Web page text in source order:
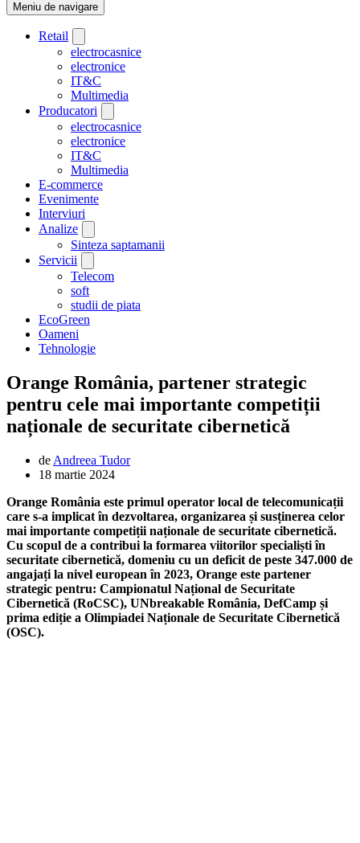
Meniu de navigare
Retail
electrocasnice
electronice
IT&C
Multimedia
Producatori
electrocasnice
electronice
IT&C
Multimedia
E-commerce
Evenimente
Interviuri
Analize
Sinteza saptamanii
Servicii
Telecom
soft
studii de piata
EcoGreen
Oameni
Tehnologie
Orange România, partener strategic
pentru cele mai importante competiții
naționale de securitate cibernetică
de Andreea Tudor
18 martie 2024
Orange România este primul operator local de telecomunicații
care s-a implicat în dezvoltarea, organizarea și susținerea celor
mai importante competiții naționale de securitate cibernetică.
Cu scopul de a contribui la formarea viitorilor specialiști în
securitate cibernetică, domeniu cu un deficit de peste 347.000 de
angajați la nivel european în 2023, Orange este partener
strategic pentru: Campionatul Național de Securitate
Cibernetică (RoCSC), UNbreakable România, DefCamp și
prima ediție a Olimpiadei Naționale de Securitate Cibernetică
(OSC).